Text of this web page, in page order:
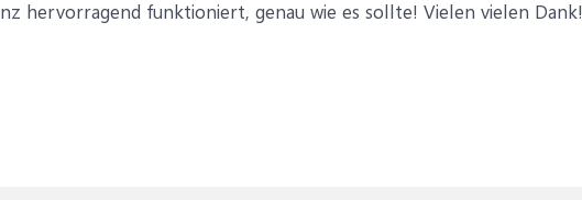
hervorragend funktioniert, genau wie es sollte! Vielen vielen Dank!